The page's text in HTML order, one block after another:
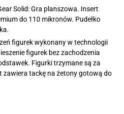
Solid: Gra planszowa. Insert
do 110 mikronów. Pudełko
figurek wykonany w technologii
figurek bez zachodzenia
Figurki trzymane są za
zawiera tackę na żetony gotową do